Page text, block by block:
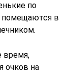
по
помещаются в
время,
очков на